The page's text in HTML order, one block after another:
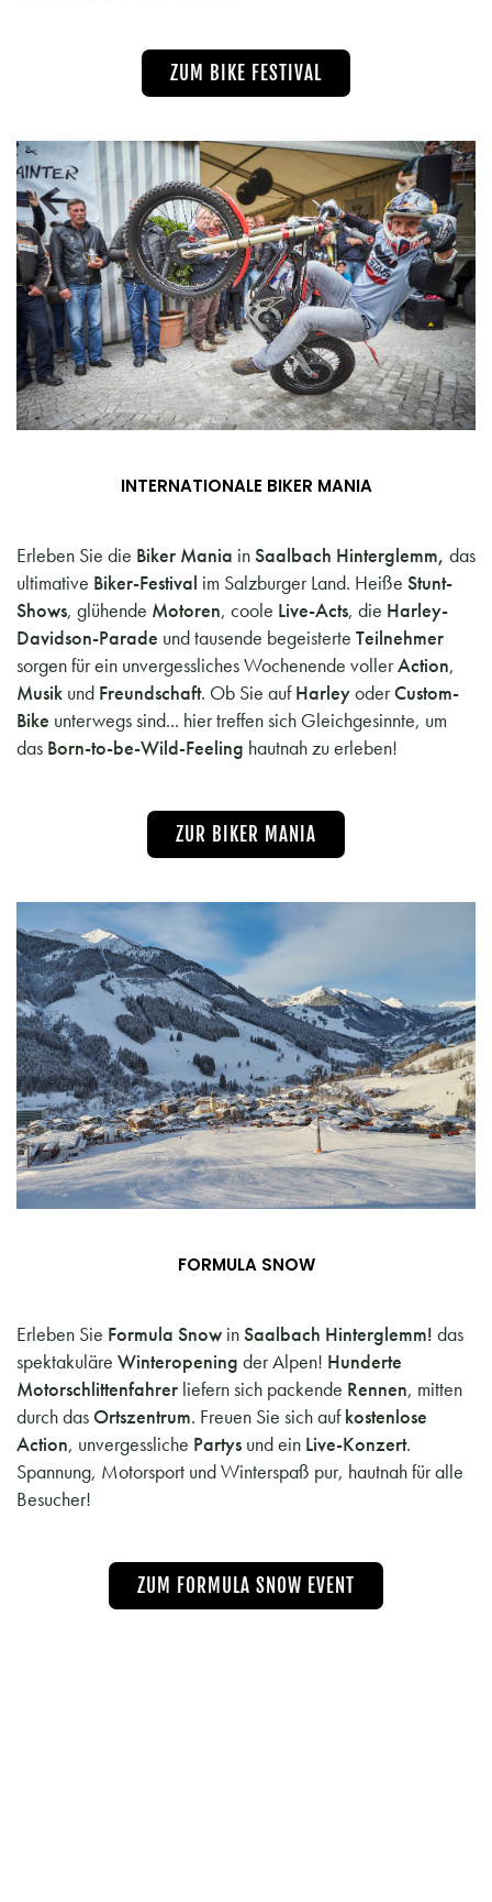
ZUM BIKE FESTIVAL
INTERNATIONALE BIKER MANIA
Erleben Sie die Biker Mania inSaalbach Hinterglemm, das
ultimative Biker-Festival im Salzburger Land. Heiße Stunt-
Shows, glühende Motoren, coole Live-Acts, die Harley-
Davidson-Parade und tausende begeisterte Teilnehmer
sorgen für ein unvergessliches Wochenende vollerAction,
Musik und Freundschaft. Ob Sie aufHarleyoderCustom-
Bike unterwegs sind... hier treffen sich Gleichgesinnte, um
das Born-to-be-Wild-Feeling hautnah zu erleben!
ZUR BIKER MANIA
FORMULA SNOW
Erleben Sie Formula Snow inSaalbach Hinterglemm! das
spektakuläre Winteropening der Alpen! Hunderte
Motorschlittenfahrer liefern sich packende Rennen, mitten
durch das Ortszentrum. Freuen Sie sich aufkostenlose
Action, unvergessliche Partys und ein Live-Konzert.
Spannung, Motorsport und Winterspaß pur, hautnah für alle
Besucher!
ZUM FORMULA SNOW EVENT